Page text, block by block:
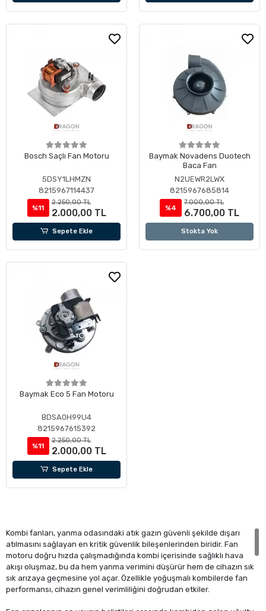
Bosch Saçlı Fan Motoru
5DSY1LHMZN
8215967114437
%11
2.250,00 TL
2.000,00 TL
Sepete Ekle
Baymak Novadens Duotech
Baca Fan
N2UEWR2LWX
8215967685814
%4
7.000,00 TL
6.700,00 TL
Stokta Yok
Baymak Eco 5 Fan Motoru
BDSA0H99U4
8215967615392
%11
2.250,00 TL
2.000,00 TL
Sepete Ekle
Kombi fanları, yanma odasındaki atık gazın güvenli şekilde dışarı
atılmasını sağlayan en kritik güvenlik bileşenlerinden biridir. Fan
motoru doğru hızda çalışmadığında kombi içerisinde sağlıklı hava
akışı oluşmaz, bu da hem yanma verimini düşürür hem de cihazın sık
sık arızaya geçmesine yol açar. Özellikle yoğuşmalı kombilerde fan
performansı, cihazın genel verimliliğini doğrudan etkiler.